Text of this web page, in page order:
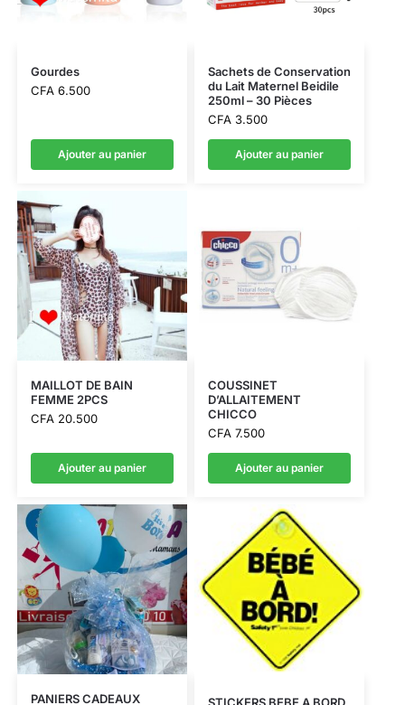
Gourdes
CFA6.500
Ajouter au panier
Sachets de Conservation
du Lait Maternel Beidile
250ml – 30 Pièces
CFA3.500
Ajouter au panier
MAILLOT DE BAIN
FEMME 2PCS
CFA20.500
Ajouter au panier
COUSSINET
D’ALLAITEMENT
CHICCO
CFA7.500
Ajouter au panier
PANIERS CADEAUX